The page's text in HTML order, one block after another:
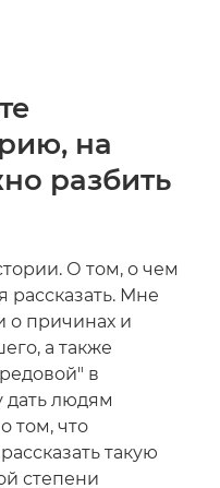
на
разбить
О том, о чем
рассказать. Мне
о причинах и
а также
в
дать людям
том, что
такую
степени